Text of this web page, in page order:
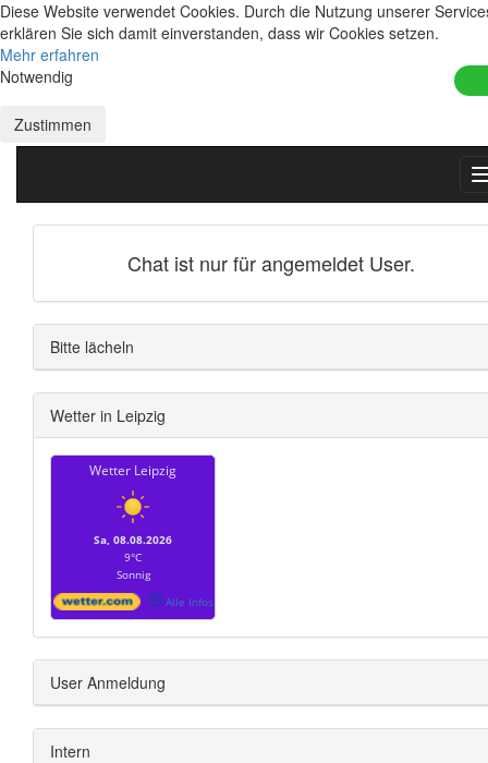
Diese Website verwendet Cookies. Durch die Nutzung unserer
erklären Sie sich damit einverstanden, dass wir Cookies setzen.
Mehr erfahren
Notwendig
Zustimmen
Chat ist nur für angemeldet User.
Bitte lächeln
Wetter in Leipzig
Wetter Leipzig
Sa, 08.08.2026
9°C
Sonnig
Alle Infos
User Anmeldung
Intern